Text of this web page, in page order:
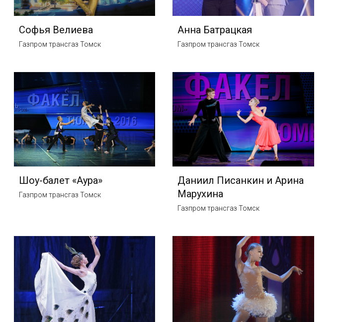
Софья Велиева
Газпром трансгаз Томск
Анна Батрацкая
Газпром трансгаз Томск
Шоу-балет «Аура»
Газпром трансгаз Томск
Даниил Писанкин и Арина
Марухина
Газпром трансгаз Томск